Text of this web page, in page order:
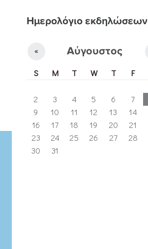
Ημερολόγιο εκδηλώσεων
Αύγουστος
«
S M T W T F
2
3 4 5 6 7
9
10 11 12 13 14
16
17 18 19 20 21
23
24 25 26 27 28
30
31